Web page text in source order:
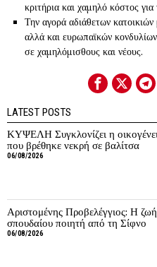
κριτήρια και χαμηλό κόστος για
Την αγορά αδιάθετων
αλλά και ευρωπαϊκών
σε χαμηλόμισθους και νέους.
LATEST POSTS
ΚΥΨΕΛΗ Συγκλονίζει η
που βρέθηκε νεκρή σε βαλίτσα
06/08/2026
Αριστομένης Προβελέγγιος: Η
σπουδαίου ποιητή από τη Σίφνο
06/08/2026